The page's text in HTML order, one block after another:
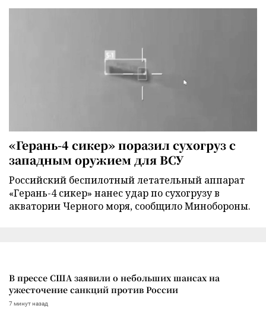
«Герань-4 сикер» поразил сухогруз с
западным оружием для ВСУ
Российский беспилотный летательный аппарат
«Герань-4 сикер» нанес удар по сухогрузу в
акватории Черного моря, сообщило Минобороны.
В прессе США заявили о небольших шансах на
ужесточение санкций против России
7 минут назад